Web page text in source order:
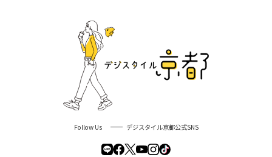
Follow Us デジスタイル京都公式SNS